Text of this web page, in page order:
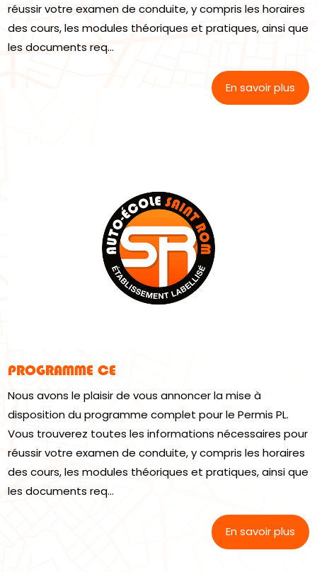
réussir votre examen de conduite, y compris les horaires
des cours, les modules théoriques et pratiques, ainsi que
les documents req...
En savoir plus
PROGRAMME CE
Nous avons le plaisir de vous annoncer la mise à
disposition du programme complet pour le Permis PL.
Vous trouverez toutes les informations nécessaires pour
réussir votre examen de conduite, y compris les horaires
des cours, les modules théoriques et pratiques, ainsi que
les documents req...
En savoir plus